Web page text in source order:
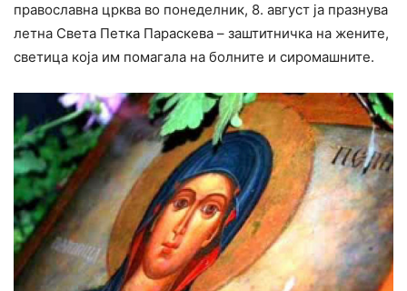
православна црква во понеделник, 8. август ја празнува
летна Света Петка Параскева – заштитничка на жените,
светица која им помагала на болните и сиромашните.